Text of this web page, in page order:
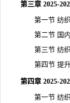
第三章 2025-
第一节 纺织
第二节 国内
第三节 纺织
第四节 提升
第四章 2025-
第一节 纺织